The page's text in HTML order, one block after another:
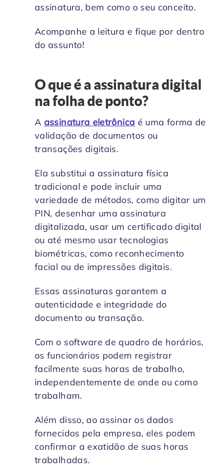
assinatura, bem como o seu conceito.
Acompanhe a leitura e fique por dentro
do assunto!
O que é a assinatura digital
na folha de ponto?
A assinatura eletrônica é uma forma de
validação de documentos ou
transações digitais.
Ela substitui a assinatura física
tradicional e pode incluir uma
variedade de métodos, como digitar um
PIN, desenhar uma assinatura
digitalizada, usar um certificado digital
ou até mesmo usar tecnologias
biométricas, como reconhecimento
facial ou de impressões digitais.
Essas assinaturas garantem a
autenticidade e integridade do
documento ou transação.
Com o software de quadro de horários,
os funcionários podem registrar
facilmente suas horas de trabalho,
independentemente de onde ou como
trabalham.
Além disso, ao assinar os dados
fornecidos pela empresa, eles podem
confirmar a exatidão de suas horas
trabalhadas.